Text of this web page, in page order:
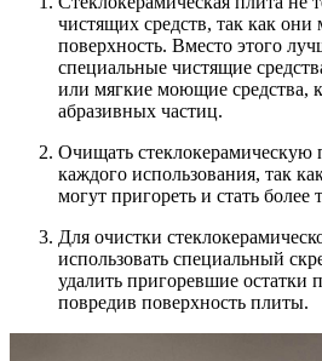
чистящих средств, так как они
поверхность. Вместо этого
специальные чистящие
или мягкие моющие средства,
абразивных частиц.
Очищать стеклокерамическую
каждого использования, так
могут пригореть и стать
Для очистки
использовать специальный
удалить пригоревшие
повредив поверхность плиты.